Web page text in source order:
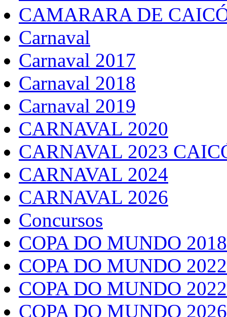
CAMARARA DE
Carnaval
Carnaval 2017
Carnaval 2018
Carnaval 2019
CARNAVAL 2020
CARNAVAL 2023
CARNAVAL 2024
CARNAVAL 2026
Concursos
COPA DO MUNDO 2018
COPA DO MUNDO 2022
COPA DO MUNDO
COPA DO MUNDO 2026